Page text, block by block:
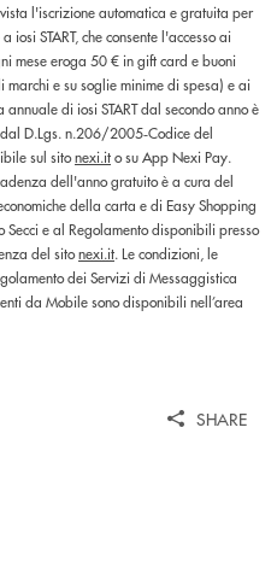
l'iscrizione automatica e gratuita per
START, che consente l'accesso ai
mese eroga 50 € in gift card e buoni
e su soglie minime di spesa) e ai
di iosi START dal secondo anno è
D.Lgs. n.206/2005‑Codice del
sul sitonexi.ito su App Nexi Pay.
dell'anno gratuito è a cura del
della carta e di Easy Shopping
e al Regolamento disponibili presso
del sitonexi.it. Le condizioni, le
dei Servizi di Messaggistica
da Mobile sono disponibili nell’area
SHARE